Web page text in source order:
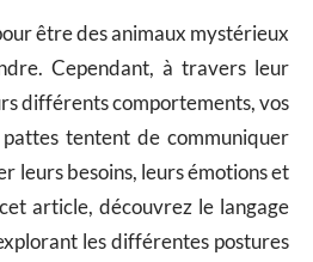
être des animaux mystérieux
Cependant, à travers leur
différents comportements, vos
tentent de communiquer
leurs besoins, leurs émotions et
article, découvrez le langage
les différentes postures